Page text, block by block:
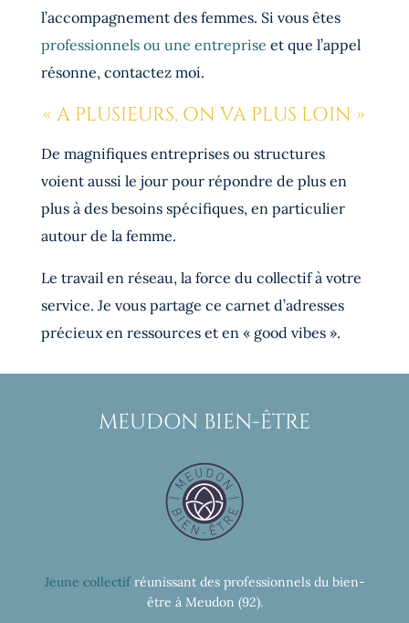
l’accompagnement des femmes. Si vous êtes
professionnels ou une entreprise et que l’appel
résonne, contactez moi.
« A PLUSIEURS, ON VA PLUS LOIN »
De magnifiques entreprises ou structures
voient aussi le jour pour répondre de plus en
plus à des besoins spécifiques, en particulier
autour de la femme.
Le travail en réseau, la force du collectif à votre
service. Je vous partage ce carnet d’adresses
précieux en ressources et en « good vibes ».
MEUDON BIEN-ÊTRE
Jeune collectifréunissant des professionnels du bien-
être à Meudon (92).